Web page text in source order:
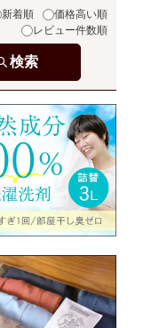
新着順
価格高い順
レビュー件数順
検索